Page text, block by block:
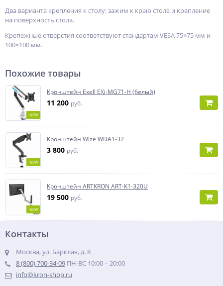
Два варианта крепления к столу: зажим к краю стола и крепление
на поверхность стола.
Крепежные отверстия соответствуют стандартам VESA 75×75 мм и
100×100 мм.
Похожие товары
NEW
Кронштейн Exell EXi-MG71-H (белый)
11 200 руб.
NEW
Кронштейн Wize WDA1-32
3 800 руб.
NEW
Кронштейн ARTKRON ART-K1-320U
19 500 руб.
Контакты
Москва, ул. Барклая, д. 8
8 (800) 700-34-09 ПН-ВС 10:00 – 20:00
info@kron-shop.ru